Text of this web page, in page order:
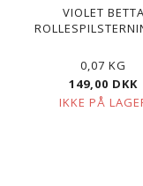
VIOLET BETTA
0,07 KG
149,00 DKK
IKKE PÅ